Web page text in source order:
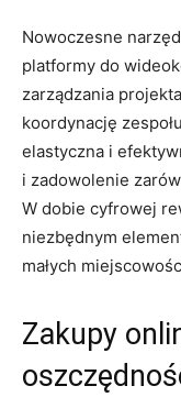
Nowoczesne
platformy do
zarządzania​
koordynację
elastyczna i
i ⁤zadowolenie
W dobie cyfrowej
niezbędnym
małych⁢
Zakupy